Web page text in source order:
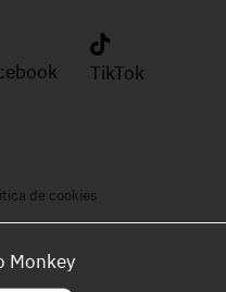
TikTok
de cookies
Monkey